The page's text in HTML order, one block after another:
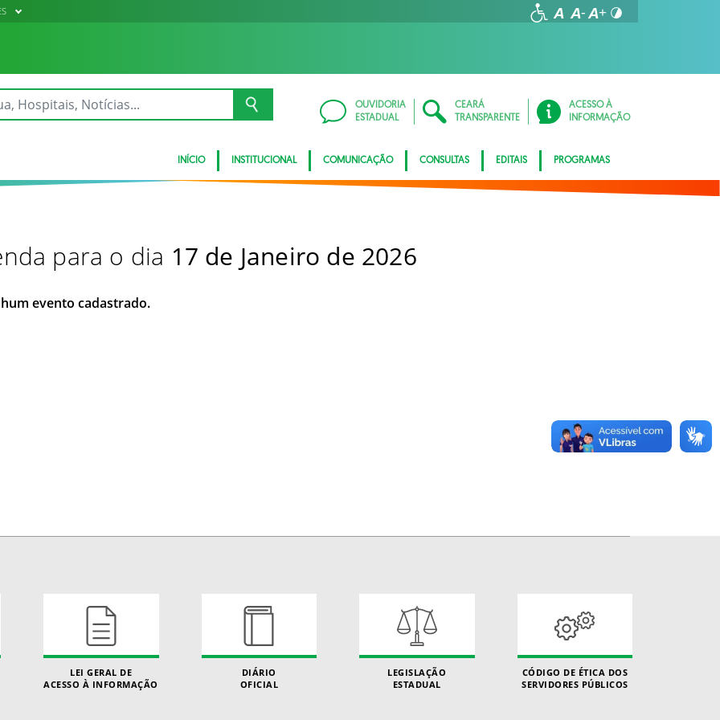
OUVIDORIA
ESTADUAL
CEARÁ
TRANSPARENTE
ACESSO À
INFORMAÇÃO
INÍCIO INSTITUCIONAL COMUNICAÇÃO CONSULTAS EDITAIS PROGRAMAS
para o dia 17 de Janeiro de 2026
evento cadastrado.
LEI GERAL DE
ACESSO À INFORMAÇÃO
DIÁRIO
OFICIAL
LEGISLAÇÃO
ESTADUAL
CÓDIGO DE ÉTICA DOS
SERVIDORES PÚBLICOS